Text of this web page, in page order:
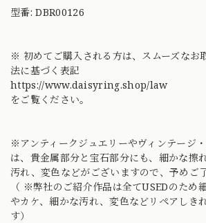
型番: DBR00126
※ 初めてご購入される方は、スムーズなお
法に基づく表記
https://www.daisyring.shop/law
をご覧ください。
※アンティークジュエリーやヴィンテージ
は、貴金属部分と宝石部分にも、細かな擦
汚れ、変色などがございますので、予めご
（ ※弊社のご紹介作品は全てUSEDのため
やカケ、細かな汚れ、変色などリペアしき
す）